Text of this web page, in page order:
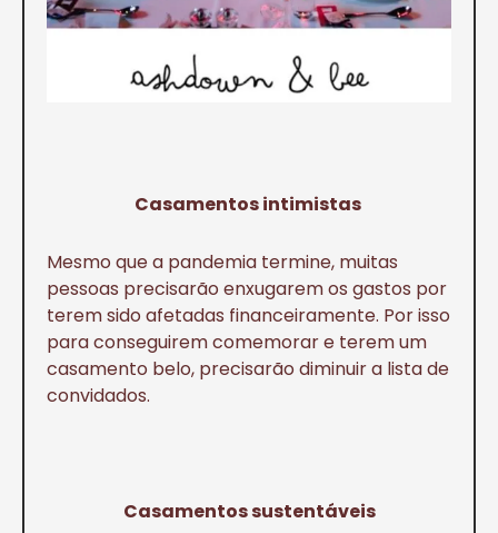
Casamentos intimistas
Mesmo que a pandemia termine, muitas
pessoas precisarão enxugarem os gastos por
terem sido afetadas financeiramente. Por isso
para conseguirem comemorar e terem um
casamento belo, precisarão diminuir a lista de
convidados.
Casamentos sustentáveis